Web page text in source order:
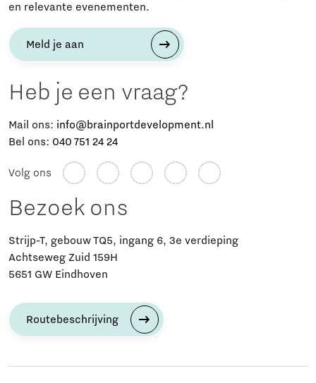
en relevante evenementen.
Meld je aan
Heb je een vraag?
Mail ons: info@brainportdevelopment.nl
Bel ons: 040 751 24 24
Volg ons
Bezoek ons
Strijp-T, gebouw TQ5, ingang 6, 3e verdieping
Achtseweg Zuid 159H
5651 GW Eindhoven
Routebeschrijving